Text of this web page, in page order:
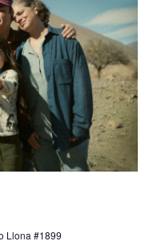
Llona #1899